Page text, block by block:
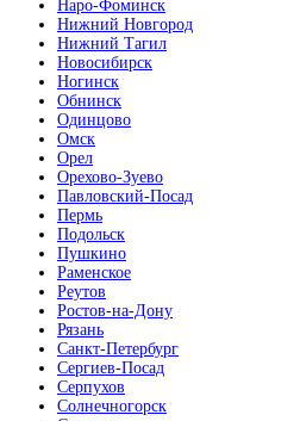
Наро-Фоминск
Нижний Новгород
Нижний Тагил
Новосибирск
Ногинск
Обнинск
Одинцово
Омск
Орел
Орехово-Зуево
Павловский-Посад
Пермь
Подольск
Пушкино
Раменское
Реутов
Ростов-на-Дону
Рязань
Санкт-Петербург
Сергиев-Посад
Серпухов
Солнечногорск